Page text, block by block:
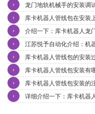
龙门地轨机械手的安装调
›
库卡机器人管线包在安装
›
介绍一下：库卡机器人龙
›
江苏悦予自动化介绍：机
›
库卡机器人管线包的安装
›
库卡机器人管线包安装有
›
库卡机器人管线包安装的
›
详细介绍一下：库卡机器
›